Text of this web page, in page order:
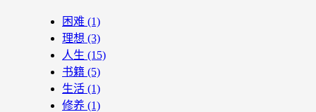
困难 (1)
理想 (3)
人生 (15)
书籍 (5)
生活 (1)
修养 (1)